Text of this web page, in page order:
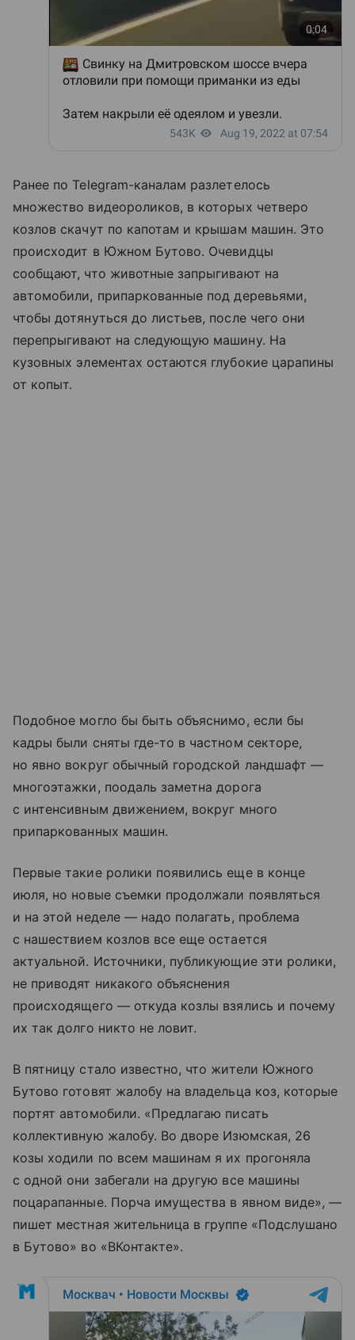
Ранее по Telegram-каналам разлетелось
множество видеороликов, в которых четверо
козлов скачут по капотам и крышам машин. Это
происходит в Южном Бутово. Очевидцы
сообщают, что животные запрыгивают на
автомобили, припаркованные под деревьями,
чтобы дотянуться до листьев, после чего они
перепрыгивают на следующую машину. На
кузовных элементах остаются глубокие царапины
от копыт.
Подобное могло бы быть объяснимо, если бы
кадры были сняты где-то в частном секторе,
но явно вокруг обычный городской ландшафт —
многоэтажки, поодаль заметна дорога
с интенсивным движением, вокруг много
припаркованных машин.
Первые такие ролики появились еще в конце
июля, но новые съемки продолжали появляться
и на этой неделе — надо полагать, проблема
с нашествием козлов все еще остается
актуальной. Источники, публикующие эти ролики,
не приводят никакого объяснения
происходящего — откуда козлы взялись и почему
их так долго никто не ловит.
В пятницу стало известно, что жители Южного
Бутово готовят жалобу на владельца коз, которые
портят автомобили. «Предлагаю писать
коллективную жалобу. Во дворе Изюмская, 26
козы ходили по всем машинам я их прогоняла
с одной они забегали на другую все машины
поцарапанные. Порча имущества в явном виде», —
пишет местная жительница в группе «Подслушано
в Бутово» во «ВКонтакте».